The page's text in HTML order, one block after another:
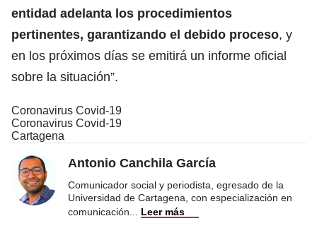
entidad adelanta los procedimientos
pertinentes, garantizando el debido proceso, y
en los próximos días se emitirá un informe oficial
sobre la situación”.
Coronavirus Covid-19
Coronavirus Covid-19
Cartagena
Antonio Canchila García
Comunicador social y periodista, egresado de la
Universidad de Cartagena, con especialización en
comunicación
Leer más